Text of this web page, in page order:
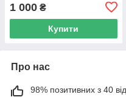
1 000 ₴
Купити
Про нас
98% позитивних з 40